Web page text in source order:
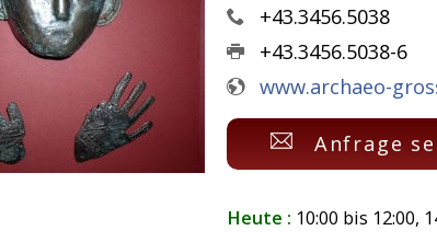
+43.3456.5038
+43.3456.5038-6
www.archaeo-
Anfrage
Heute : 10:00 bis 12:00,